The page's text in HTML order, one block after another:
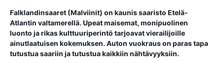
Falklandinsaaret (Malviinit) on kaunis saaristo Etelä-
Atlantin valtamerellä. Upeat maisemat, monipuolinen
luonto ja rikas kulttuuriperintö tarjoavat vierailijoille
ainutlaatuisen kokemuksen. Auton vuokraus on paras tapa
tutustua saariin ja tutustua kaikkiin nähtävyyksiin.